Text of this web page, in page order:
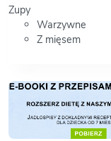
Zupy
Warzywne
Z mięsem